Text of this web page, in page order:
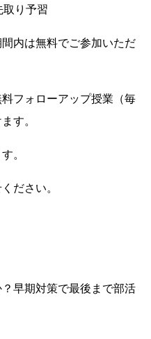
り予習
内は無料でご参加いただ
フォローアップ授業（毎
す。
。
ださい。
早期対策で最後まで部活